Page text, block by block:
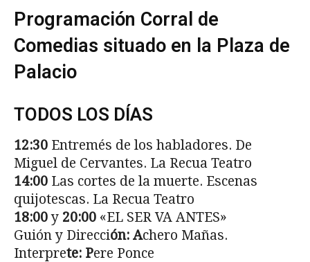
Programación Corral de
Comedias situado en la Plaza de
Palacio
TODOS LOS DÍAS
12:30 Entremés de los habladores. De
Miguel de Cervantes. La Recua Teatro
14:00 Las cortes de la muerte. Escenas
quijotescas. La Recua Teatro
18:00y 20:00 «EL SER VA ANTES»
Guión y Dirección: Achero Mañas.
Interprete: Pere Ponce